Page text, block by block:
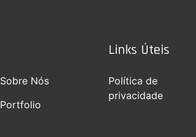
Sobre Nós
Portfolio
Links Úteis
Política de
privacidade